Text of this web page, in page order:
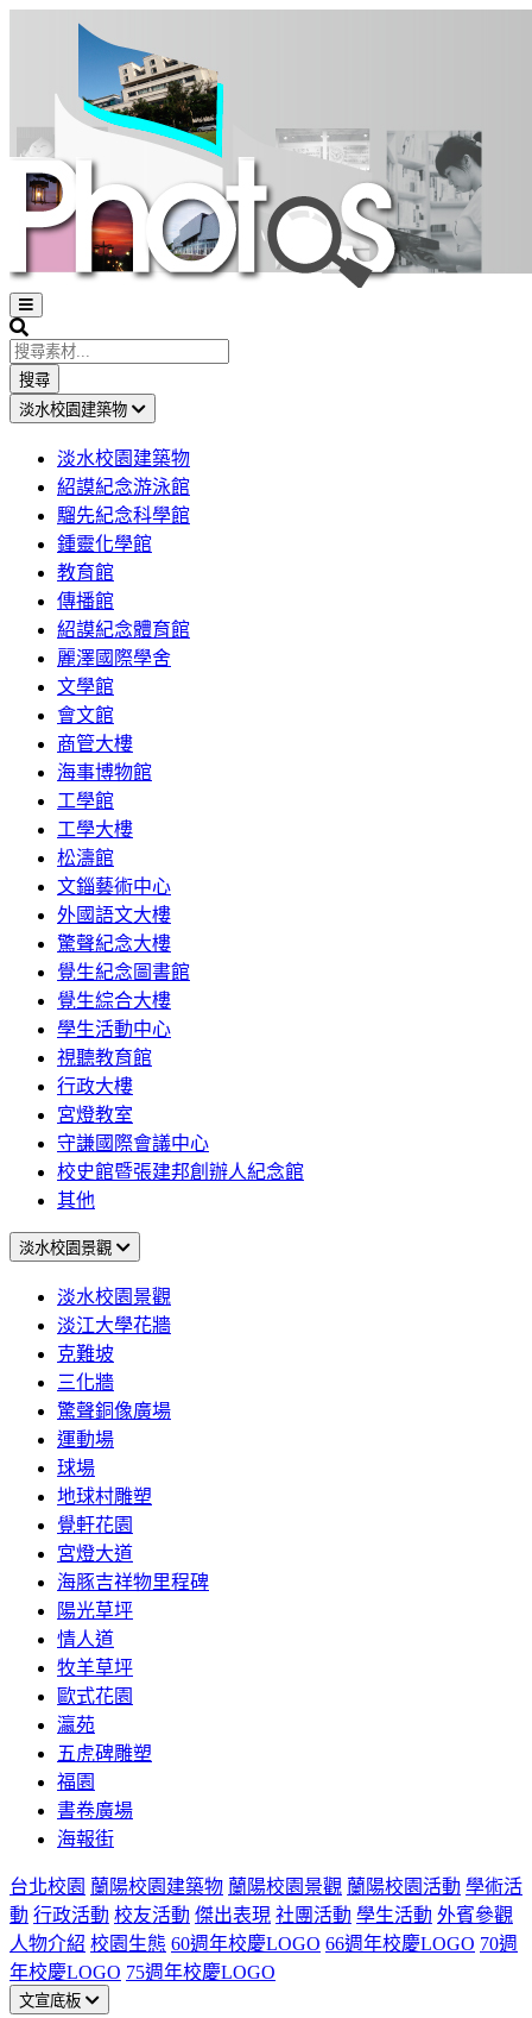
Open
sidebar
Search
搜尋
淡水校園建築物
淡水校園建築物
紹謨紀念游泳館
騮先紀念科學館
鍾靈化學館
教育館
傳播館
紹謨紀念體育館
麗澤國際學舍
文學館
會文館
商管大樓
海事博物館
工學館
工學大樓
松濤館
文錙藝術中心
外國語文大樓
驚聲紀念大樓
覺生紀念圖書館
覺生綜合大樓
學生活動中心
視聽教育館
行政大樓
宮燈教室
守謙國際會議中心
校史館暨張建邦創辦人紀念館
其他
淡水校園景觀
淡水校園景觀
淡江大學花牆
克難坡
三化牆
驚聲銅像廣場
運動場
球場
地球村雕塑
覺軒花園
宮燈大道
海豚吉祥物里程碑
陽光草坪
情人道
牧羊草坪
歐式花園
瀛苑
五虎碑雕塑
福園
書卷廣場
海報街
台北校園 蘭陽校園建築物 蘭陽校園景觀 蘭陽校園活動 學術活
動 行政活動 校友活動 傑出表現 社團活動 學生活動 外賓參觀
人物介紹 校園生態 60週年校慶LOGO 66週年校慶LOGO 70週
年校慶LOGO 75週年校慶LOGO
文宣底板